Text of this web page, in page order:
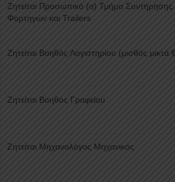
Ζητείται Προσωπικό (α) Τμήμα Συντήρησης
Φορτηγών και Trailers
Ζητείται Βοηθός Λογιστηρίου (μισθός
Ζητείται Βοηθός Γραφείου
Ζητείται Μηχανολόγος Μηχανικός